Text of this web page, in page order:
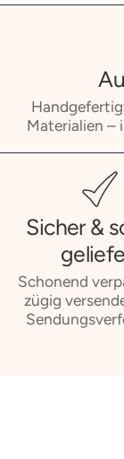
Materialien –
Sicher &
Schonend
zügig